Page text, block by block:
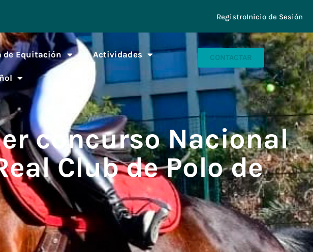
Inicio de Sesión
Registro
de Equitación Actividades CONTACTAR
concurso Nacional
Club de Polo de